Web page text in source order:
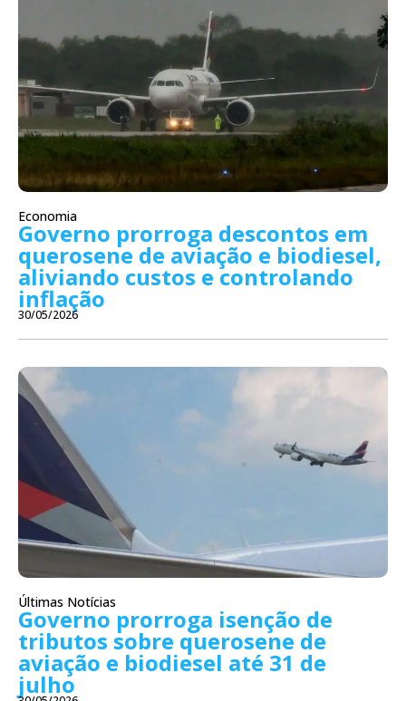
Economia
Governo prorroga descontos em
querosene de aviação e biodiesel,
aliviando custos e controlando
inflação
30/05/2026
Últimas Notícias
Governo prorroga isenção de
tributos sobre querosene de
aviação e biodiesel até 31 de
julho